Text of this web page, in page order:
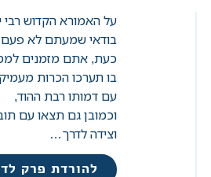
על האמורא הקדוש רבי
בודאי שמעתם לא
כעת, אתם מזמנים
בו תערכו הכרות
עם דמותו רבת ההוד,
וכמובן גם תצאו עם
וצידה לדרך…
להורדת פרק